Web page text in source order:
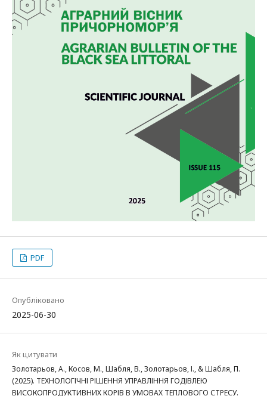
PDF
Опубліковано
2025-06-30
Як цитувати
Золотарьов, А., Косов, М., Шабля, В., Золотарьов, І., & Шабля, П.
(2025). ТЕХНОЛОГІЧНІ РІШЕННЯ УПРАВЛІННЯ ГОДІВЛЕЮ
ВИСОКОПРОДУКТИВНИХ КОРІВ В УМОВАХ ТЕПЛОВОГО СТРЕСУ.